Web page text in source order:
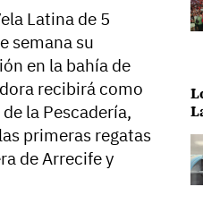
Latina de 5
semana su
en la bahía de
recibirá como
la Pescadería,
primeras regatas
de Arrecife y